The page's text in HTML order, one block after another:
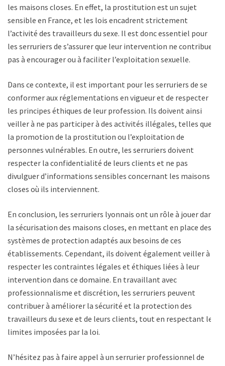
les maisons closes. En effet, la prostitution est un sujet
sensible en France, et les lois encadrent strictement
l’activité des travailleurs du sexe. Il est donc essentiel pour
les serruriers de s’assurer que leur intervention ne contribue
pas à encourager ou à faciliter l’exploitation sexuelle.
Dans ce contexte, il est important pour les serruriers de se
conformer aux réglementations en vigueur et de respecter
les principes éthiques de leur profession. Ils doivent ainsi
veiller à ne pas participer à des activités illégales, telles que
la promotion de la prostitution ou l’exploitation de
personnes vulnérables. En outre, les serruriers doivent
respecter la confidentialité de leurs clients et ne pas
divulguer d’informations sensibles concernant les maisons
closes où ils interviennent.
En conclusion, les serruriers lyonnais ont un rôle à jouer dans
la sécurisation des maisons closes, en mettant en place des
systèmes de protection adaptés aux besoins de ces
établissements. Cependant, ils doivent également veiller à
respecter les contraintes légales et éthiques liées à leur
intervention dans ce domaine. En travaillant avec
professionnalisme et discrétion, les serruriers peuvent
contribuer à améliorer la sécurité et la protection des
travailleurs du sexe et de leurs clients, tout en respectant les
limites imposées par la loi.
N’hésitez pas à faire appel à un serrurier professionnel de